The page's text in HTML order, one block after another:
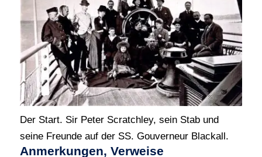
Der Start. Sir Peter Scratchley, sein Stab und
seine Freunde auf der SS. Gouverneur Blackall.
Anmerkungen, Verweise